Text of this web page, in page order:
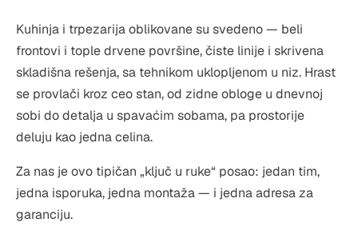
Kuhinja i trpezarija oblikovane su svedeno — beli
frontovi i tople drvene površine, čiste linije i skrivena
skladišna rešenja, sa tehnikom uklopljenom u niz. Hrast
se provlači kroz ceo stan, od zidne obloge u dnevnoj
sobi do detalja u spavaćim sobama, pa prostorije
deluju kao jedna celina.
Za nas je ovo tipičan „ključ u ruke“ posao: jedan tim,
jedna isporuka, jedna montaža — i jedna adresa za
garanciju.